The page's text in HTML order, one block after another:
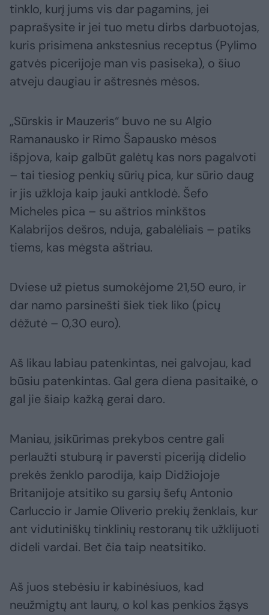
tinklo, kurį jums vis dar pagamins, jei
paprašysite ir jei tuo metu dirbs darbuotojas,
kuris prisimena ankstesnius receptus (Pylimo
gatvės picerijoje man vis pasiseka), o šiuo
atveju daugiau ir aštresnės mėsos.
„Sūrskis ir Mauzeris“ buvo ne su Algio
Ramanausko ir Rimo Šapausko mėsos
išpjova, kaip galbūt galėtų kas nors pagalvoti
– tai tiesiog penkių sūrių pica, kur sūrio daug
ir jis užkloja kaip jauki antklodė. Šefo
Micheles pica – su aštrios minkštos
Kalabrijos dešros, nduja, gabalėliais – patiks
tiems, kas mėgsta aštriau.
Dviese už pietus sumokėjome 21,50 euro, ir
dar namo parsinešti šiek tiek liko (picų
dėžutė – 0,30 euro).
Aš likau labiau patenkintas, nei galvojau, kad
būsiu patenkintas. Gal gera diena pasitaikė, o
gal jie šiaip kažką gerai daro.
Maniau, įsikūrimas prekybos centre gali
perlaužti stuburą ir paversti piceriją didelio
prekės ženklo parodija, kaip Didžiojoje
Britanijoje atsitiko su garsių šefų Antonio
Carluccio ir Jamie Oliverio prekių ženklais, kur
ant vidutiniškų tinklinių restoranų tik užklijuoti
dideli vardai. Bet čia taip neatsitiko.
Aš juos stebėsiu ir kabinėsiuos, kad
neužmigtų ant laurų, o kol kas penkios žąsys